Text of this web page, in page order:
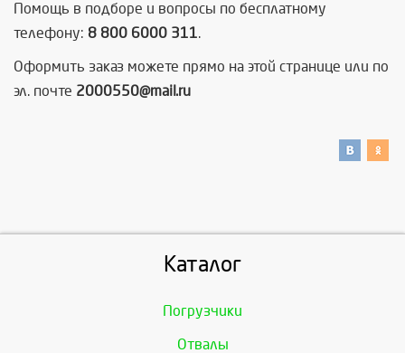
Помощь в подборе и вопросы по бесплатному
телефону: 8 800 6000 311.
Оформить заказ можете прямо на этой странице или по
эл. почте 2000550@mail.ru
Каталог
Погрузчики
Отвалы